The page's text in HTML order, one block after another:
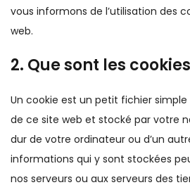
vous informons de l’utilisation des
web.
2. Que sont les
Un cookie est un petit fichier
de ce site web et stocké par votre
dur de votre ordinateur ou d’un
informations qui y sont stockées
nos serveurs ou aux serveurs des